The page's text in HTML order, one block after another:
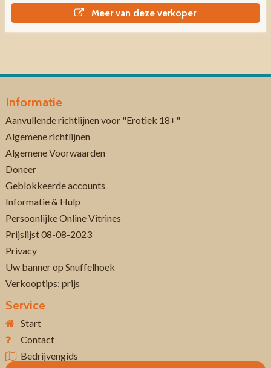
Meer van deze verkoper
Informatie
Aanvullende richtlijnen voor "Erotiek 18+"
Algemene richtlijnen
Algemene Voorwaarden
Doneer
Geblokkeerde accounts
Informatie & Hulp
Persoonlijke Online Vitrines
Prijslijst 08-08-2023
Privacy
Uw banner op Snuffelhoek
Verkooptips: prijs
Service
Start
Contact
Bedrijvengids